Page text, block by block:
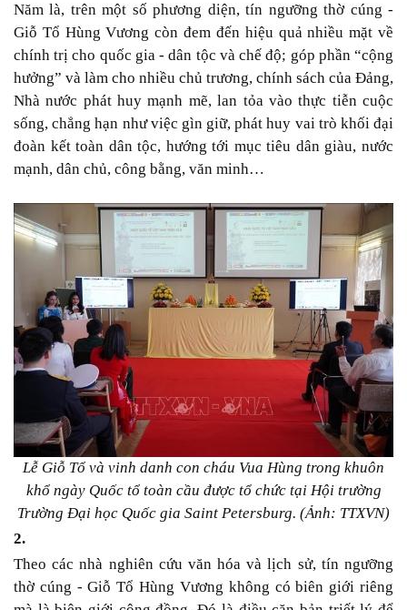
Năm là, trên một số phương diện, tín ngưỡng thờ cúng -
Giỗ Tổ Hùng Vương còn đem đến hiệu quả nhiều mặt về
chính trị cho quốc gia - dân tộc và chế độ; góp phần “cộng
hưởng” và làm cho nhiều chủ trương, chính sách của Đảng,
Nhà nước phát huy mạnh mẽ, lan tỏa vào thực tiễn cuộc
sống, chẳng hạn như việc gìn giữ, phát huy vai trò khối đại
đoàn kết toàn dân tộc, hướng tới mục tiêu dân giàu, nước
mạnh, dân chủ, công bằng, văn minh…
Lễ Giỗ Tổ và vinh danh con cháu Vua Hùng trong khuôn
khổ ngày Quốc tổ toàn cầu được tổ chức tại Hội trường
Trường Đại học Quốc gia Saint Petersburg. (Ảnh: TTXVN)
2.
Theo các nhà nghiên cứu văn hóa và lịch sử, tín ngưỡng
thờ cúng - Giỗ Tổ Hùng Vương không có biên giới riêng